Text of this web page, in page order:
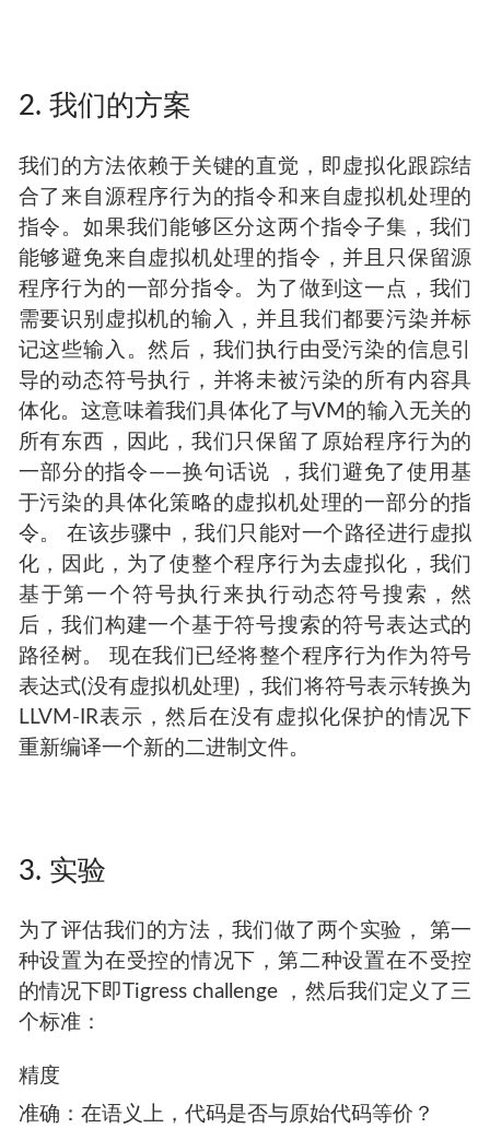
2. 我们的方案
我们的方法依赖于关键的直觉，即虚拟化跟踪结
合了来自源程序行为的指令和来自虚拟机处理的
指令。如果我们能够区分这两个指令子集，我们
能够避免来自虚拟机处理的指令，并且只保留源
程序行为的一部分指令。为了做到这一点，我们
需要识别虚拟机的输入，并且我们都要污染并标
记这些输入。然后，我们执行由受污染的信息引
导的动态符号执行，并将未被污染的所有内容具
体化。这意味着我们具体化了与VM的输入无关的
所有东西，因此，我们只保留了原始程序行为的
一部分的指令——换句话说 ，我们避免了使用基
于污染的具体化策略的虚拟机处理的一部分的指
令。 在该步骤中，我们只能对一个路径进行虚拟
化，因此，为了使整个程序行为去虚拟化，我们
基于第一个符号执行来执行动态符号搜索，然
后，我们构建一个基于符号搜索的符号表达式的
路径树。 现在我们已经将整个程序行为作为符号
表达式(没有虚拟机处理)，我们将符号表示转换为
LLVM-IR表示，然后在没有虚拟化保护的情况下
重新编译一个新的二进制文件。
3. 实验
为了评估我们的方法，我们做了两个实验， 第一
种设置为在受控的情况下，第二种设置在不受控
的情况下即Tigress challenge ，然后我们定义了三
个标准：
精度
准确：在语义上，代码是否与原始代码等价？